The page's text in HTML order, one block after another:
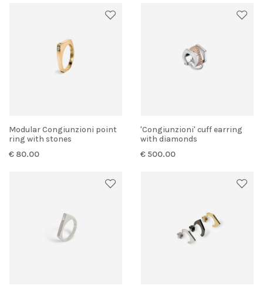
Modular Congiunzioni point
ring with stones
€ 80.00
'Congiunzioni' cuff earring
with diamonds
€ 500.00